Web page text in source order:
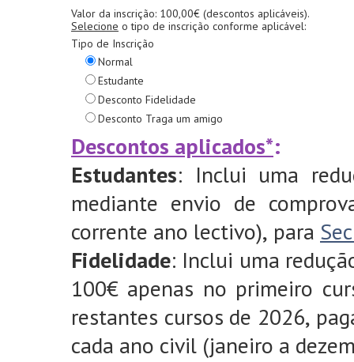
Valor da inscrição: 100,00€ (descontos aplicáveis).
Selecione o tipo de inscrição conforme aplicável:
Tipo de Inscrição
Normal
Estudante
Desconto Fidelidade
Desconto Traga um amigo
Descontos aplicados*:
Estudantes: Inclui uma
mediante envio de
corrente ano lectivo), para
Fidelidade: Inclui uma
100€ apenas no primeiro
restantes cursos de 2026,
cada ano civil (janeiro a